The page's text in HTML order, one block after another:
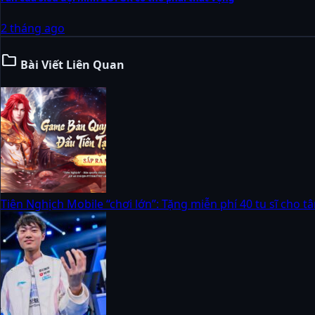
2 tháng ago
folder Bài Viết Liên Quan
Tiên Nghịch Mobile “chơi lớn”: Tặng miễn phí 40 tu sĩ cho